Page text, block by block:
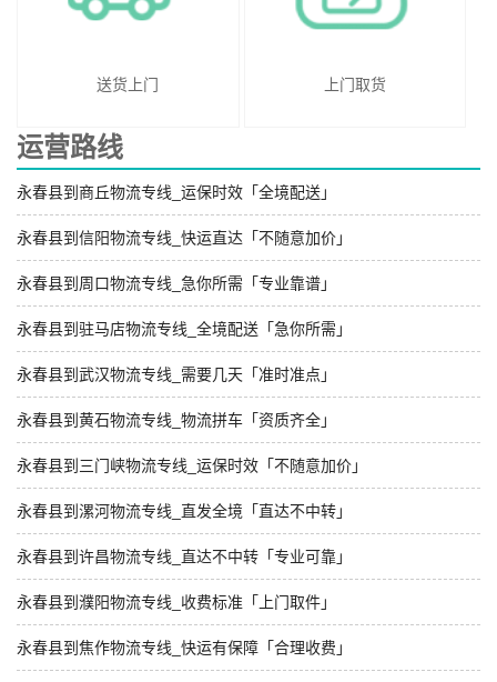
送货上门 上门取货
运营路线
永春县到商丘物流专线_运保时效「全境配送」
永春县到信阳物流专线_快运直达「不随意加价」
永春县到周口物流专线_急你所需「专业靠谱」
永春县到驻马店物流专线_全境配送「急你所需」
永春县到武汉物流专线_需要几天「准时准点」
永春县到黄石物流专线_物流拼车「资质齐全」
永春县到三门峡物流专线_运保时效「不随意加价」
永春县到漯河物流专线_直发全境「直达不中转」
永春县到许昌物流专线_直达不中转「专业可靠」
永春县到濮阳物流专线_收费标准「上门取件」
永春县到焦作物流专线_快运有保障「合理收费」